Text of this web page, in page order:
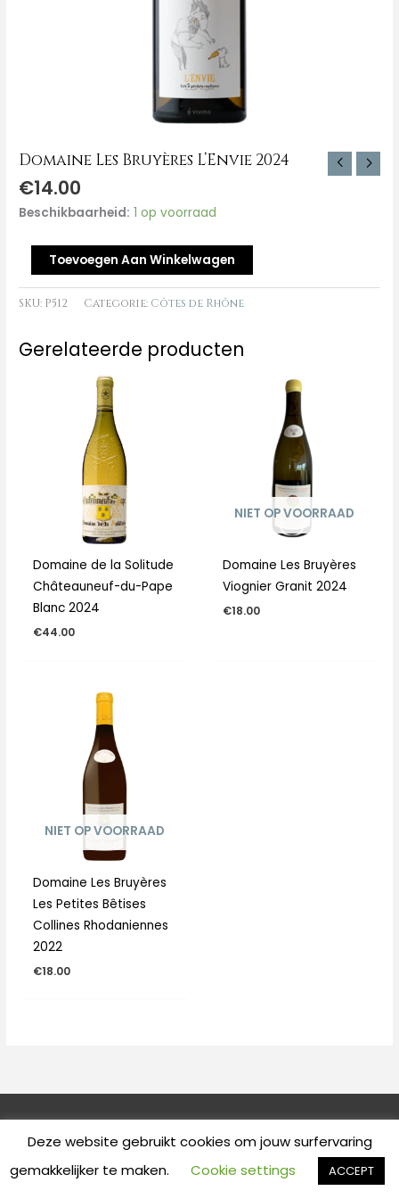
Domaine Les Bruyères L’Envie 2024
€14.00
Beschikbaarheid: 1 op voorraad
Toevoegen Aan Winkelwagen
SKU: P512 Categorie: Côtes de Rhône
Gerelateerde producten
Domaine de la Solitude
Châteauneuf-du-Pape
Blanc 2024
€44.00
NIET OP VOORRAAD
Domaine Les Bruyères
Viognier Granit 2024
€18.00
NIET OP VOORRAAD
Domaine Les Bruyères
Les Petites Bêtises
Collines Rhodaniennes
2022
€18.00
Powered by Deal Webdesign
Deze website gebruikt cookies om jouw surfervaring
gemakkelijker te maken.
Cookie settings ACCEPT